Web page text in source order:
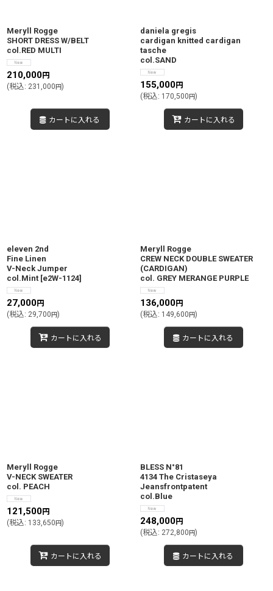
Meryll Rogge
SHORT DRESS W/BELT
col.RED MULTI
210,000円
(税込: 231,000円)
カートに入れる
daniela gregis
cardigan knitted cardigan
tasche
col.SAND
155,000円
(税込: 170,500円)
カートに入れる
eleven 2nd
Fine Linen
V-Neck Jumper
col.Mint [e2W-1124]
27,000円
(税込: 29,700円)
カートに入れる
Meryll Rogge
CREW NECK DOUBLE SWEATER
(CARDIGAN)
col. GREY MERANGE PURPLE
136,000円
(税込: 149,600円)
カートに入れる
Meryll Rogge
V-NECK SWEATER
col. PEACH
121,500円
(税込: 133,650円)
カートに入れる
BLESS N°81
4134 The Cristaseya
Jeansfrontpatent
col.Blue
248,000円
(税込: 272,800円)
カートに入れる